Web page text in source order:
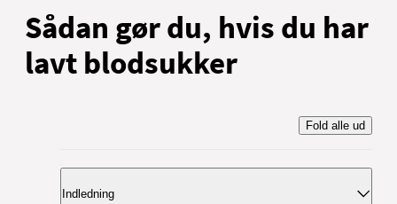
Sådan gør du, hvis du har
lavt blodsukker
Fold alle ud
Indledning